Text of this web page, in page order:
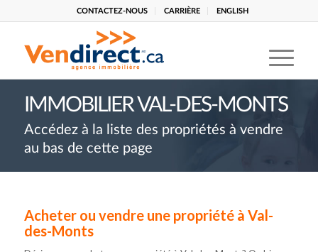
CONTACTEZ-NOUS CARRIÈRE ENGLISH
IMMOBILIER VAL-DES-MONTS
Accédez à la liste des propriétés à vendre
au bas de cette page
Acheter ou vendre une propriété à Val-
des-Monts